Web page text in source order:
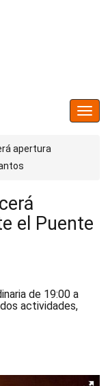
apertura
el Puente
de 19:00 a
actividades,